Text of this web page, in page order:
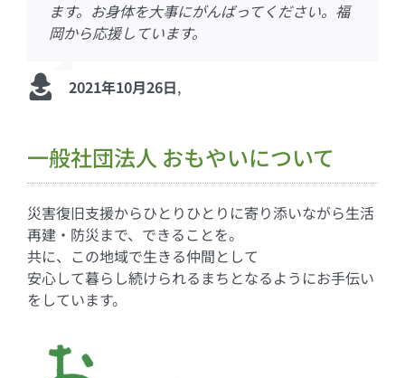
ます。お身体を大事にがんばってください。福
岡から応援しています。
2021年10月26日,
2021年9月3日,
皆さん、安全第一で、お互いに頑張りましょ
う！
2021年9月1日,
福祉士です。動けるときが来たら必ず駆けつけ
ますね！
2021年8月18日,
一般社団法人 おもやいについて
災害復旧支援からひとりひとりに寄り添いながら生活
再建・防災まで、できることを。
共に、この地域で生きる仲間として
安心して暮らし続けられるまちとなるようにお手伝い
をしています。